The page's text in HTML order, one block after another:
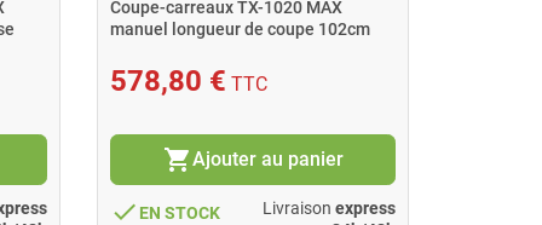
Coupe-carreaux TX-1020 MAX
manuel longueur de coupe 102cm
578,80 € TTC
shopping_cartAjouter au panier
done EN STOCK Livraison express